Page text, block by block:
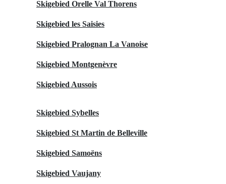
Skigebied Orelle Val Thorens
Skigebied les Saisies
Skigebied Pralognan La Vanoise
Skigebied Montgenèvre
Skigebied Aussois
Skigebied Sybelles
Skigebied St Martin de Belleville
Skigebied Samoëns
Skigebied Vaujany